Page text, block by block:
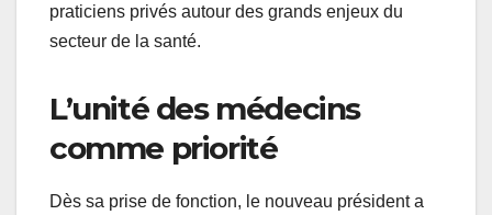
praticiens privés autour des grands enjeux du
secteur de la santé.
L’unité des médecins
comme priorité
Dès sa prise de fonction, le nouveau président a